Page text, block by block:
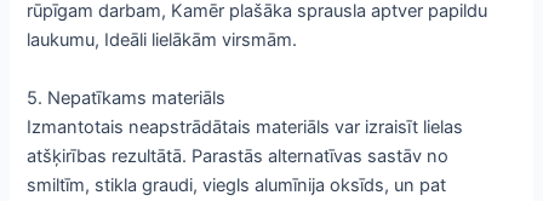
rūpīgam darbam, Kamēr plašāka sprausla aptver papildu
laukumu, Ideāli lielākām virsmām.
5. Nepatīkams materiāls
Izmantotais neapstrādātais materiāls var izraisīt lielas
atšķirības rezultātā. Parastās alternatīvas sastāv no
smiltīm, stikla graudi, viegls alumīnija oksīds, un pat